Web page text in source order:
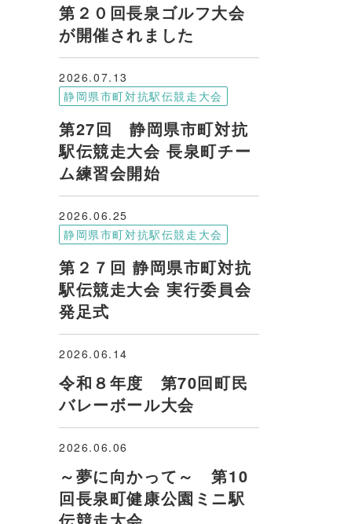
第２０回長泉ゴルフ大会
が開催されました
2026.07.13
静岡県市町対抗駅伝競走大会
第27回 静岡県市町対抗
駅伝競走大会 長泉町チー
ム練習会開始
2026.06.25
静岡県市町対抗駅伝競走大会
第２７回 静岡県市町対抗
駅伝競走大会 実行委員会
発足式
2026.06.14
令和８年度 第70回町民
バレーボール大会
2026.06.06
～夢に向かって～ 第10
回長泉町健康公園ミニ駅